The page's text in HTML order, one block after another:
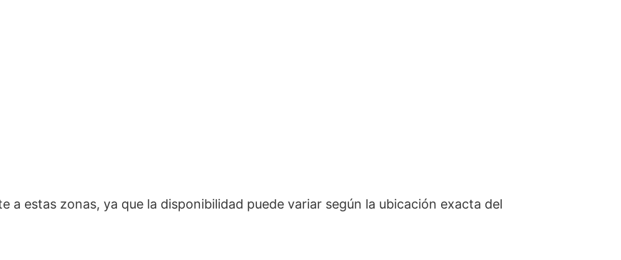
a estas zonas, ya que la disponibilidad puede variar según la ubicación exacta del